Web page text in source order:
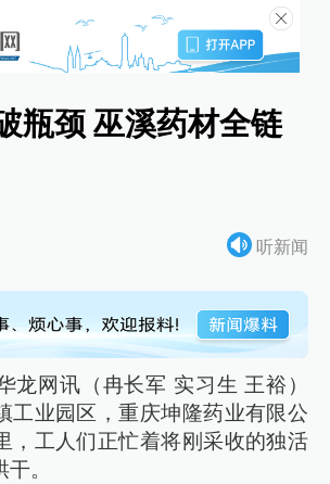
瓶颈 巫溪药材全链
听新闻
龙网讯（冉长军 实习生 王裕）
工业园区，重庆坤隆药业有限公
，工人们正忙着将刚采收的独活
。